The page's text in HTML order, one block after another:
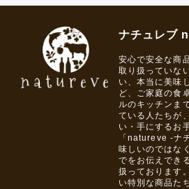
ナチュレブ
安心で安全な商
取り扱っていな
い、本当に美味
ど、ご家庭の食
ルのキッチンま
ている人たちが
い・手にするお
「natureve -ナ
味しいのではな
でをお伝えでき
扱っております
い特別な商品た